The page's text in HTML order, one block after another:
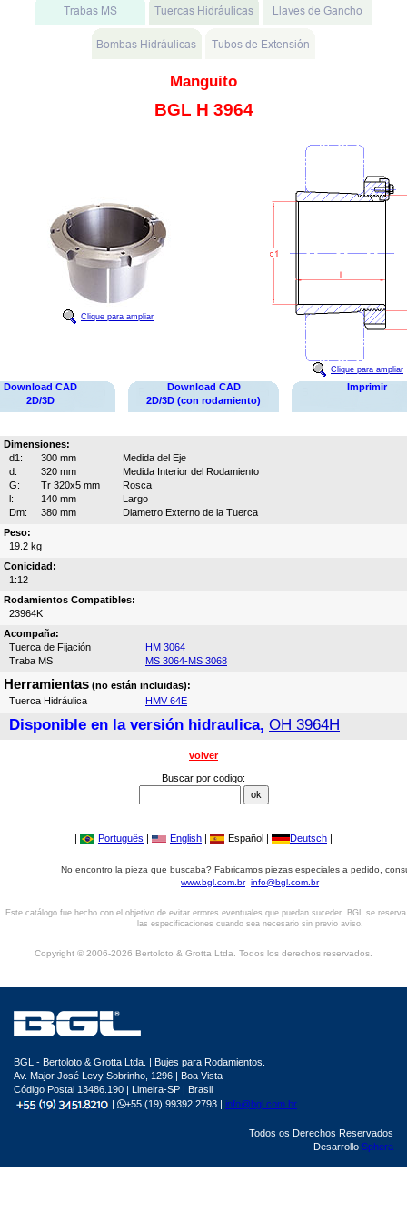
Manguito
BGL H 3964
Clique para ampliar
Clique para ampliar
Download CAD
2D/3D
Download CAD
2D/3D (con rodamiento)
Imprimir
Dimensiones:
d1:
300 mm
Medida del Eje
d:
320 mm
Medida Interior del Rodamiento
G:
Tr 320x5 mm
Rosca
l:
140 mm
Largo
Dm:
380 mm
Diametro Externo de la Tuerca
Peso:
19.2 kg
Conicidad:
1:12
Rodamientos Compatibles:
23964K
Acompaña:
Tuerca de Fijación
HM 3064
Traba MS
MS 3064-MS 3068
Herramientas (no están incluidas):
Tuerca Hidráulica
HMV 64E
Disponible en la versión hidraulica, OH 3964H
volver
Buscar por codigo:
| Português | English | Español | Deutsch |
No encontro la pieza que buscaba? Fabricamos piezas especiales a pedido,
www.bgl.com.br info@bgl.com.br
Este catálogo fue hecho con el objetivo de evitar errores eventuales que puedan suceder. BGL se
las especificaciones cuando sea necesario sin previo aviso.
Copyright © 2006-2026 Bertoloto & Grotta Ltda. Todos los derechos reservados.
BGL - Bertoloto & Grotta Ltda. | Bujes para Rodamientos.
Av. Major José Levy Sobrinho, 1296 | Boa Vista
Código Postal 13486.190 | Limeira-SP | Brasil
|
+55 (19) 99392.2793 | info@bgl.com.br
Todos os Derechos Reservados
Desarrollo Sphera